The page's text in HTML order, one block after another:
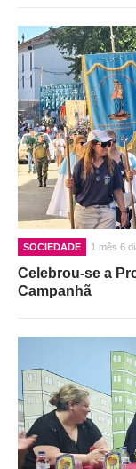
SOCIEDADE 1 mês 6
Celebrou-se a
Campanhã